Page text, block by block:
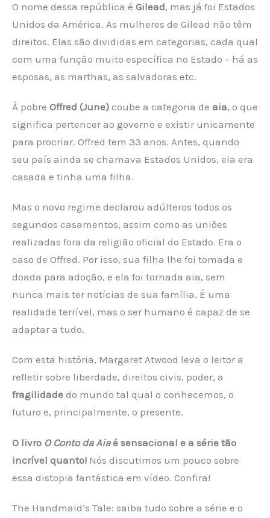
O nome dessa república é Gilead, mas já foi Estados
Unidos da América. As mulheres de Gilead não têm
direitos. Elas são divididas em categorias, cada qual
com uma função muito específica no Estado – há as
esposas, as marthas, as salvadoras etc.
À pobre Offred (June) coube a categoria de aia, o que
significa pertencer ao governo e existir unicamente
para procriar. Offred tem 33 anos. Antes, quando
seu país ainda se chamava Estados Unidos, ela era
casada e tinha uma filha.
Mas o novo regime declarou adúlteros todos os
segundos casamentos, assim como as uniões
realizadas fora da religião oficial do Estado. Era o
caso de Offred. Por isso, sua filha lhe foi tomada e
doada para adoção, e ela foi tornada aia, sem
nunca mais ter notícias de sua família. É uma
realidade terrível, mas o ser humano é capaz de se
adaptar a tudo.
Com esta história, Margaret Atwood leva o leitor a
refletir sobre liberdade, direitos civis, poder, a
fragilidade do mundo tal qual o conhecemos, o
futuro e, principalmente, o presente.
O livro O Conto da Aiaé sensacional e a série tão
incrível quanto! Nós discutimos um pouco sobre
essa distopia fantástica em vídeo. Confira!
The Handmaid’s Tale: saiba tudo sobre a série e o